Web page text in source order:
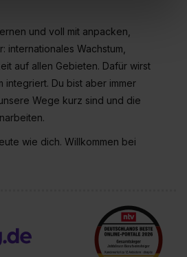
der separaten Aktivierung von
bist du auch damit
nach Setzen der Cookies externe
Posts) angezeigt und hierfür
Daten an Social Media
den USA, übermittelt werden.
du auch später noch im
zulassen, triff deine
und klick auf „Auswahl
umfasst hierbei die Einwilligung
Daten in die USA (Art. 49 Abs. 1
USA verfügen über kein
und voll mit anpacken,
internationales Wachstum,
auf allen Gebieten. Dafür wirst
integriert. Du bist aber immer
Wege kurz sind und die
wie dich. Willkommen bei